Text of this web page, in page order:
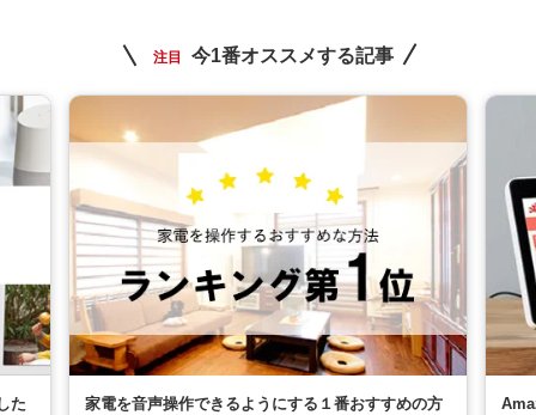
注目 今1番オススメする記事
た
家電を音声操作できるようにする１番おすすめの方